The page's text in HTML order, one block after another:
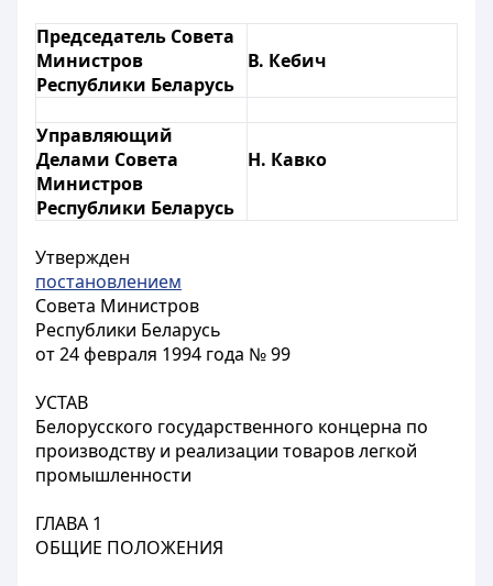
Председатель Совета
Министров
Республики Беларусь
В. Кебич
Управляющий
Делами Совета
Министров
Республики Беларусь
Н. Кавко
Утвержден
постановлением
Совета Министров
Республики Беларусь
от 24 февраля 1994 года № 99
УСТАВ
Белорусского государственного концерна по
производству и реализации товаров легкой
промышленности
ГЛАВА 1
ОБЩИЕ ПОЛОЖЕНИЯ